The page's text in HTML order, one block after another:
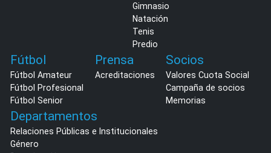
Gimnasio
Natación
Tenis
Predio
Fútbol
Fútbol Amateur
Fútbol Profesional
Fútbol Senior
Prensa
Acreditaciones
Socios
Valores Cuota Social
Campaña de socios
Memorias
Departamentos
Relaciones Públicas e Institucionales
Género